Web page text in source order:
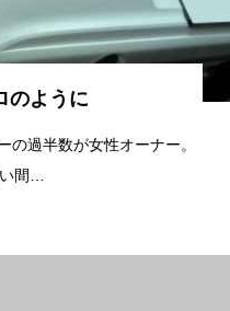
のように
の過半数が女性オーナー。
い間…